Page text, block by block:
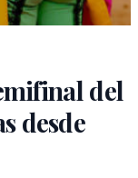
del
desde